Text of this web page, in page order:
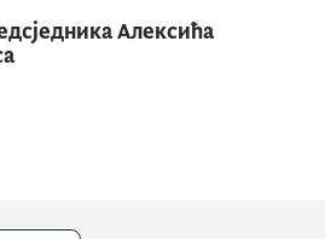
и сарадница
Владе Црне Горе
Алексића